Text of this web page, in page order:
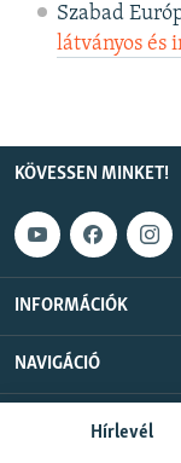
Hírlevél
Szabad
látványos és
KÖVESSEN MINKET!
INFORMÁCIÓK
NAVIGÁCIÓ
Szabad